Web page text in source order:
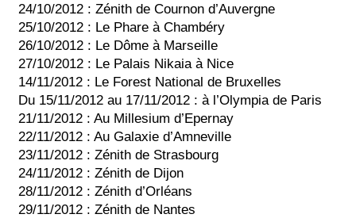
24/10/2012 : Zénith de Cournon d’Auvergne
25/10/2012 : Le Phare à Chambéry
26/10/2012 : Le Dôme à Marseille
27/10/2012 : Le Palais Nikaia à Nice
14/11/2012 : Le Forest National de Bruxelles
Du 15/11/2012 au 17/11/2012 : à l’Olympia de Paris
21/11/2012 : Au Millesium d’Epernay
22/11/2012 : Au Galaxie d’Amneville
23/11/2012 : Zénith de Strasbourg
24/11/2012 : Zénith de Dijon
28/11/2012 : Zénith d’Orléans
29/11/2012 : Zénith de Nantes